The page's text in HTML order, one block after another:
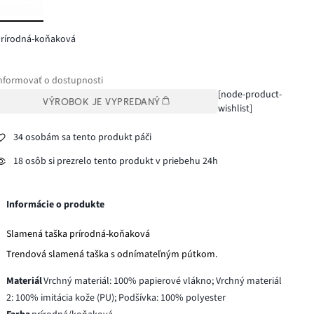
koňaková
o dostupnosti
VÝROBOK JE VYPREDANÝ
[node-product-
wishlist]
34 osobám sa tento produkt páči
18 osôb si prezrelo tento produkt v priebehu 24h
Informácie o produkte
Slamená taška prírodná-koňaková
Trendová slamená taška s odnímateľným pútkom.
MateriálVrchný materiál: 100% papierové vlákno; Vrchný materiál
2: 100% imitácia kože (PU); Podšívka: 100% polyester